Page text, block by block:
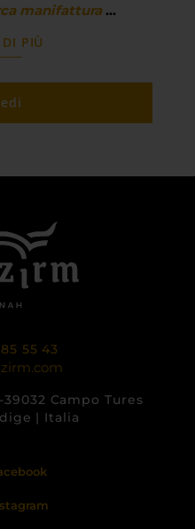
manifattura…
DI PIÙ
55 43
Campo Tures
| Italia